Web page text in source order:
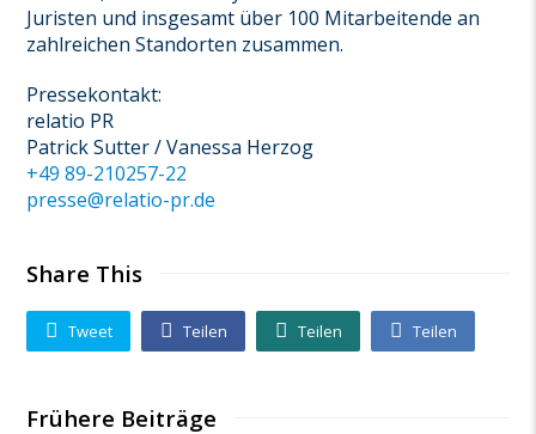
Juristen und insgesamt über 100 Mitarbeitende an
zahlreichen Standorten zusammen.
Pressekontakt:
relatio PR
Patrick Sutter / Vanessa Herzog
+49 89-210257-22
presse@relatio-pr.de
Share This
Tweet Teilen Teilen Teilen
Frühere Beiträge